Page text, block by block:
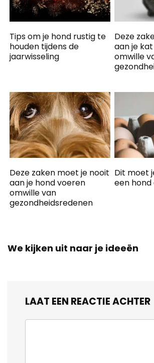
Tips om je hond rustig te
houden tijdens de
jaarwisseling
Deze
aan je
omwille
Deze zaken moet je nooit
aan je hond voeren
omwille van
gezondheidsredenen
Dit moet
een
We kijken uit naar je ideeën
LAAT EEN REACTIE ACHTER